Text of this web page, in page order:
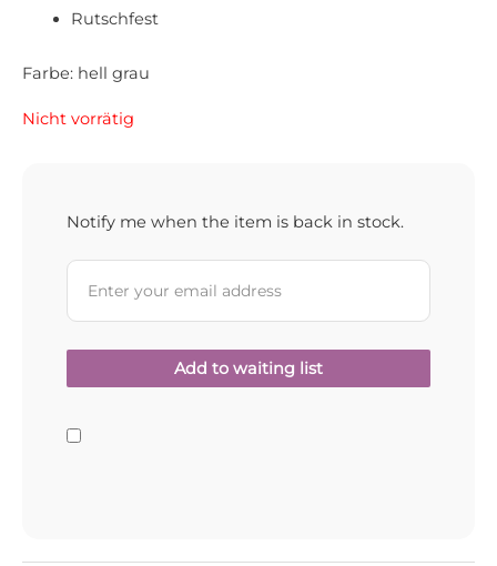
Rutschfest
Farbe: hell grau
Nicht vorrätig
Notify me when the item is back in stock.